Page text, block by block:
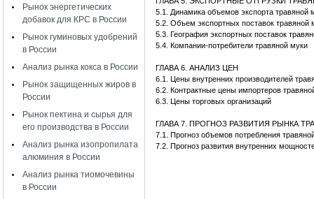
Рынок энергетических
добавок для КРС в России
Рынок гуминовых удобрений
в России
Анализ рынка кокса в России
Рынок защищенных жиров в
России
Рынок пектина и сырья для
его производства в России
Анализ рынка изопропилата
алюминия в России
Анализ рынка тиомочевины
в России
5.1. Динамика объемов экспорта травяной
5.2. Объем экспортных поставок травяной
5.3. География экспортных поставок
5.4. Компании-потребители травяной муки
ГЛАВА 6. АНАЛИЗ ЦЕН
6.1. Цены внутренних производителей
6.2. Контрактные цены импортеров
6.3. Цены торговых организаций
ГЛАВА 7. ПРОГНОЗ РАЗВИТИЯ РЫНКА
7.1. Прогноз объемов потребления
7.2. Прогноз развития внутренних